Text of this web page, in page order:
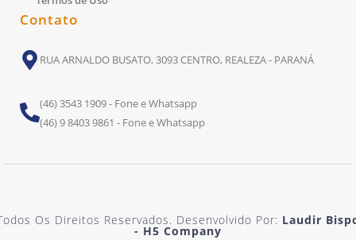
Contato
RUA ARNALDO BUSATO, 3093 CENTRO, REALEZA - PARANÁ
(46) 3543 1909 - Fone e Whatsapp
(46) 9 8403 9861 - Fone e Whatsapp
Os Direitos Reservados. Desenvolvido Por: Laudir
- H5 Company